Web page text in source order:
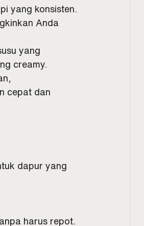
yang konsisten.
Anda
yang
creamy.
cepat dan
dapur yang
harus repot.